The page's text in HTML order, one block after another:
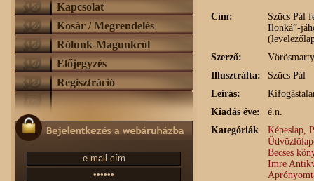
Kapcsolat
Kosár / Megrendelés
Rólunk-Magunkról
Előjegyzés
Regisztráció
Cím:
Szücs Pál
Ilonká”-
Szerző:
Illusztrálta:
Szücs Pál
Leírás:
Kiadás éve:
é.n.
Kategóriák
Képeslap,
Becses
Imre